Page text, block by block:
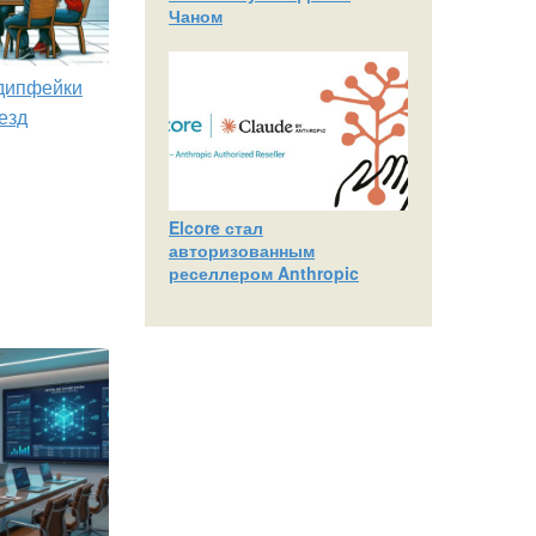
Чаном
Elcore стал
авторизованным
реселлером Anthropic